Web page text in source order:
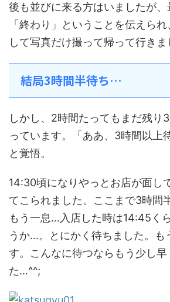
後も並びに来る方はいましたが、
「終わり」ということを伝えら
して写真だけ撮って帰って行きま
結局3時間半待ち…
しかし、2時間たってもまだ残り
っています。「ああ、3時間以上
と覚悟。
14:30頃になりやっとお店が面し
てこられました。ここまで3時間
もう一息…入店した時は14:45く
うか…。とにかく待ちました。も
す。こんなに待つならもう少し早
た…^^;